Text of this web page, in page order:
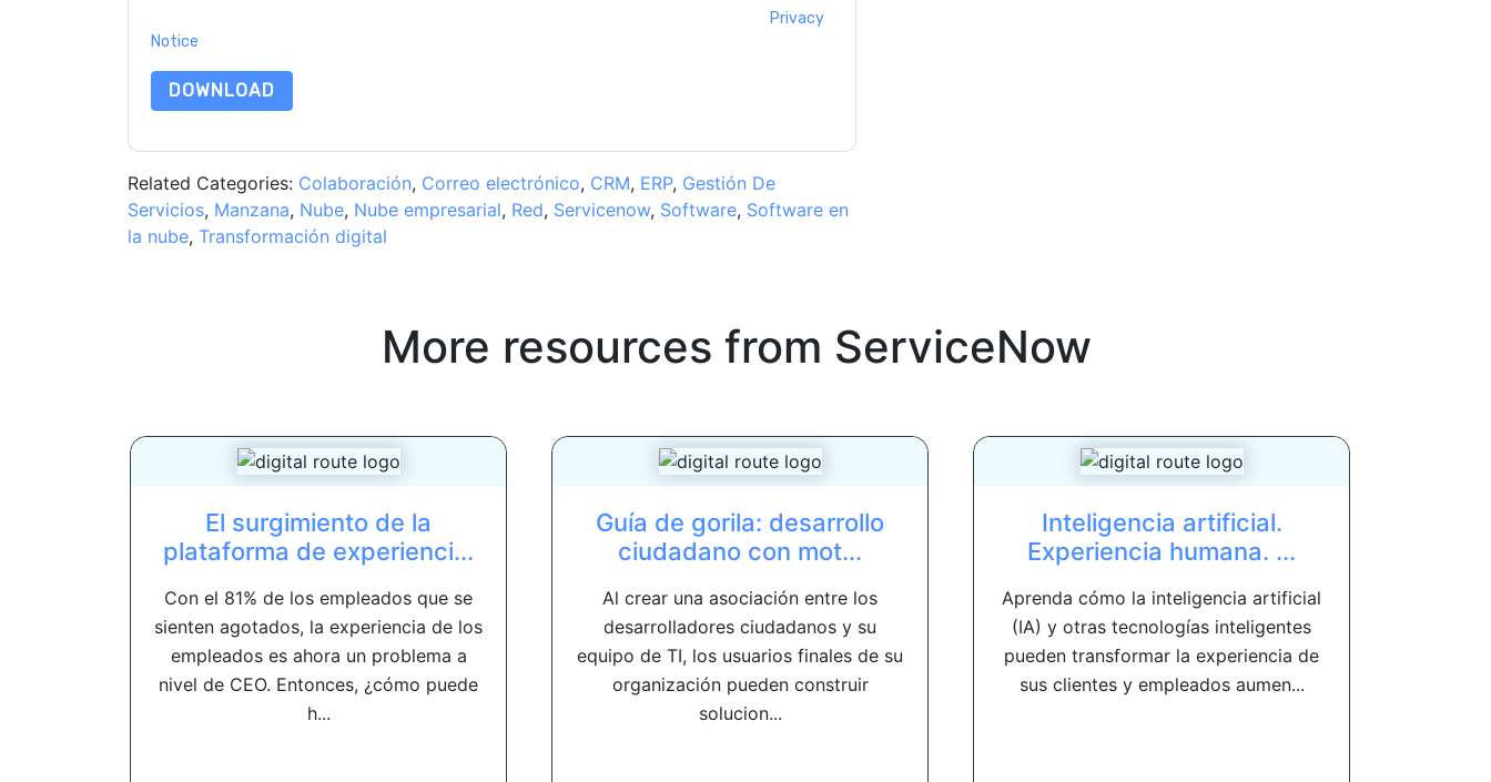
Privacy
Notice
DOWNLOAD
Related Categories: Colaboración, Correo electrónico, CRM, ERP, Gestión De
Servicios, Manzana, Nube, Nube empresarial, Red, Servicenow, Software, Software en
la nube, Transformación digital
More resources from ServiceNow
El surgimiento de la
plataforma de experienci...
Con el 81% de los empleados que se
sienten agotados, la experiencia de los
empleados es ahora un problema a
nivel de CEO. Entonces, ¿cómo puede
h...
Guía de gorila: desarrollo
ciudadano con mot...
Al crear una asociación entre los
desarrolladores ciudadanos y su
equipo de TI, los usuarios finales de su
organización pueden construir
solucion...
Inteligencia artificial.
Experiencia humana. ...
Aprenda cómo la inteligencia artificial
(IA) y otras tecnologías inteligentes
pueden transformar la experiencia de
sus clientes y empleados aumen...